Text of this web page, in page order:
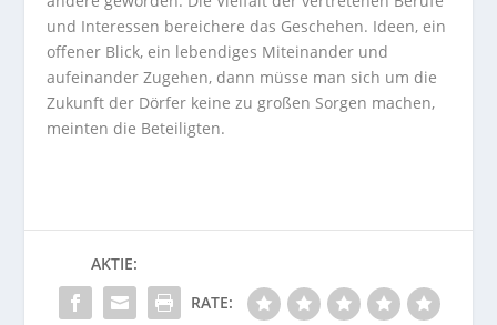
und Interessen bereichere das Geschehen. Ideen, ein
offener Blick, ein lebendiges Miteinander und
aufeinander Zugehen, dann müsse man sich um die
Zukunft der Dörfer keine zu großen Sorgen machen,
meinten die Beteiligten.
AKTIE:
RATE: